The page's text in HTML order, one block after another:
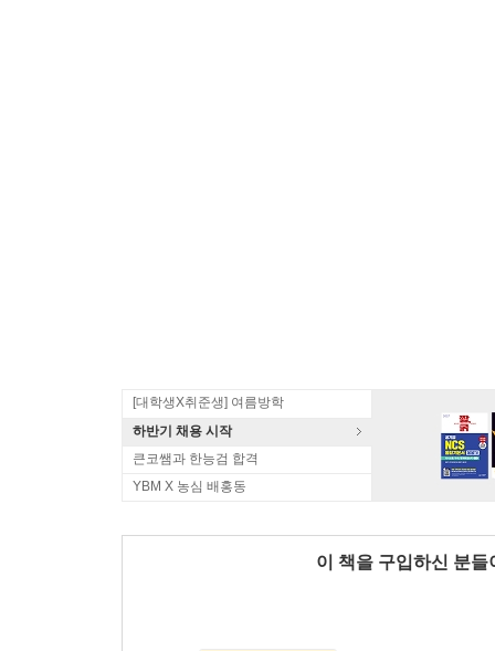
[대학생X취준생] 여름방학
하반기 채용 시작
큰코쌤과 한능검 합격
YBM X 농심 배홍동
이 책을 구입하신 분